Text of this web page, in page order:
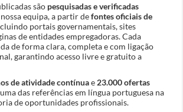
são pesquisadas e verificadas
equipa, a partir defontes oficiais de
portais governamentais, sites
de entidades empregadoras. Cada
de forma clara, completa e com ligação
garantindo acesso livre e gratuito a
de atividade contínuae 23.000 ofertas
das referências em língua portuguesa na
de oportunidades profissionais.